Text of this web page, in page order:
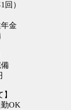
回）
金
OK